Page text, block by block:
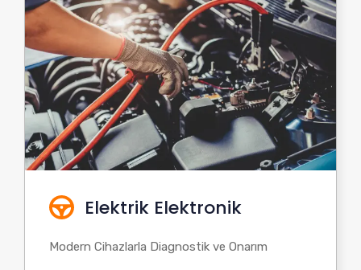
Elektrik Elektronik
Modern Cihazlarla Diagnostik ve Onarım